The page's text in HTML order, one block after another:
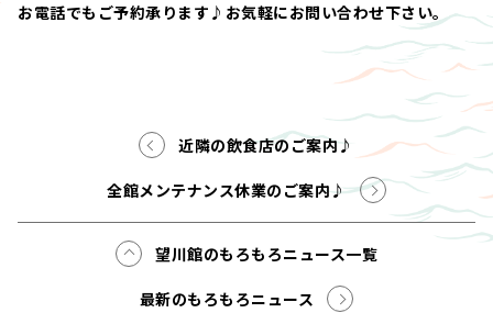
お電話でもご予約承ります♪お気軽にお問い合わせ下さい。
近隣の飲食店のご案内♪
全館メンテナンス休業のご案内♪
望川館のもろもろニュース一覧
最新のもろもろニュース